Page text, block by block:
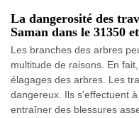
La dangerosité des
Saman dans le 31350
Les branches des arbres
multitude de raisons. En
élagages des arbres. Les
dangereux. Ils s'effectuent
entraîner des blessures